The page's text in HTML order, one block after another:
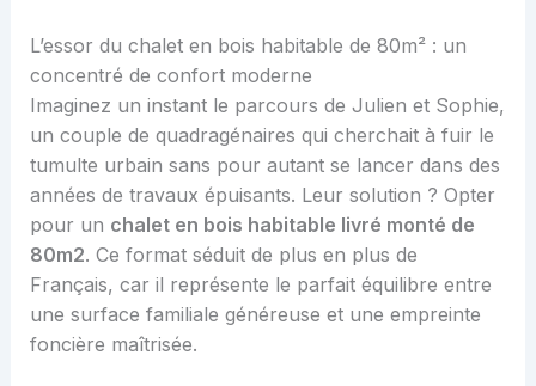
L’essor du chalet en bois habitable de 80m² : un
concentré de confort moderne
Imaginez un instant le parcours de Julien et Sophie,
un couple de quadragénaires qui cherchait à fuir le
tumulte urbain sans pour autant se lancer dans des
années de travaux épuisants. Leur solution ? Opter
pour un chalet en bois habitable livré monté de
80m2. Ce format séduit de plus en plus de
Français, car il représente le parfait équilibre entre
une surface familiale généreuse et une empreinte
foncière maîtrisée.